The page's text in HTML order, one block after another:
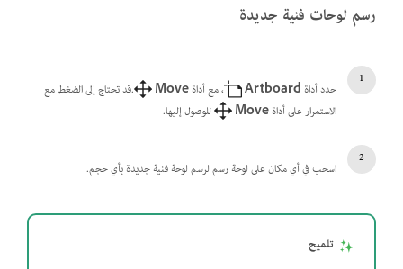
رسم لوحات فنية جديدة
حدد أداة Artboard ، مع أداةMove
.قد تحتاج إلى الضغط مع
الاستمرار على أداةMove للوصول إليها.
اسحب في أي مكان على لوحة رسم لرسم لوحة فنية جديدة بأي حجم.
تلميح